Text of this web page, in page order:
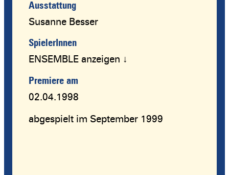
Ausstattung
Susanne Besser
SpielerInnen
ENSEMBLE anzeigen ↓
Premiere am
02.04.1998
abgespielt im September 1999